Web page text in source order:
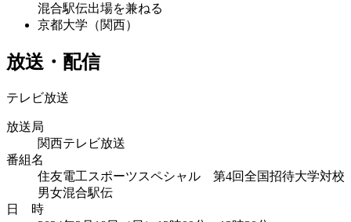
混合駅伝出場を兼ねる
京都大学（関西）
放送・配信
テレビ放送
放送局
関西テレビ放送
番組名
住友電工スポーツスペシャル 第4回全国招待大学対校
男女混合駅伝
日 時